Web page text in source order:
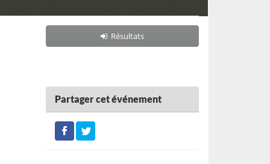
Résultats
Partager cet événement